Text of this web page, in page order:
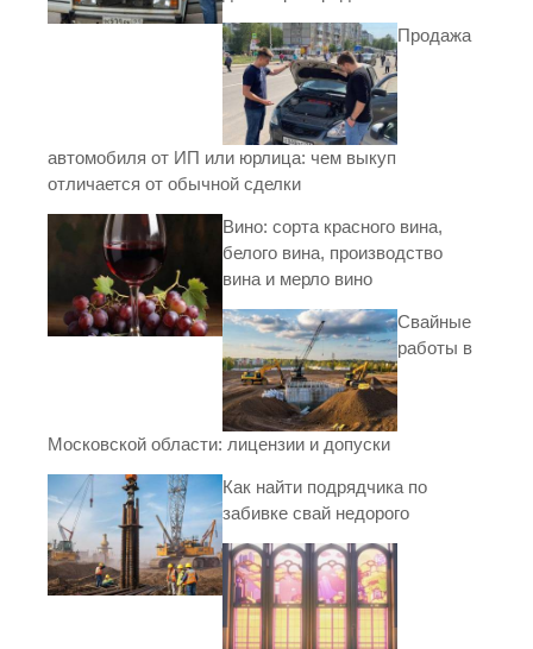
Продажа
автомобиля от ИП или юрлица: чем выкуп
отличается от обычной сделки
Вино: сорта красного вина,
белого вина, производство
вина и мерло вино
Свайные
работы в
Московской области: лицензии и допуски
Как найти подрядчика по
забивке свай недорого